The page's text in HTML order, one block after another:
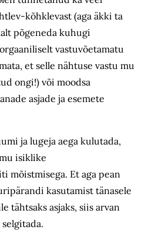
kõhklevast (aga äkki ta
põgeneda kuhugi
vastuvõetamatu
et selle nähtuse vastu mu
ongi!) või moodsa
asjade ja esemete
ja lugeja aega kulutada,
isiklike
mõistmisega. Et aga pean
kasutamist tänasele
tähtsaks asjaks, siis arvan